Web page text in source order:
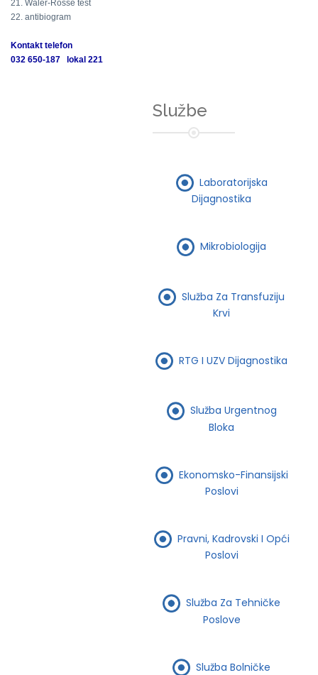
21. Waler-Rosse test
22. antibiogram
Kontakt telefon
032 650-187 lokal 221
Službe
Laboratorijska
Dijagnostika
Mikrobiologija
Služba Za Transfuziju
Krvi
RTG I UZV Dijagnostika
Služba Urgentnog
Bloka
Ekonomsko-Finansijski
Poslovi
Pravni, Kadrovski I Opći
Poslovi
Služba Za Tehničke
Poslove
Služba Bolničke